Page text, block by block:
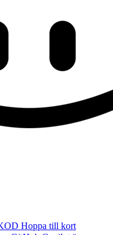
Hoppa till kort